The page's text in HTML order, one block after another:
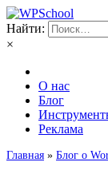
Найти:
×
О нас
Блог
Реклама
Главная » Блог о